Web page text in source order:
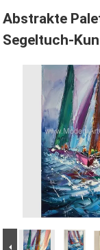
Abstrakte
Segeltuch-